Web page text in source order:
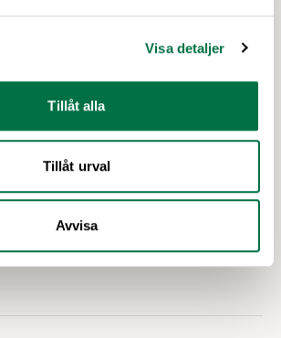
Visa detaljer
Tillåt alla
Tillåt urval
Avvisa
socker